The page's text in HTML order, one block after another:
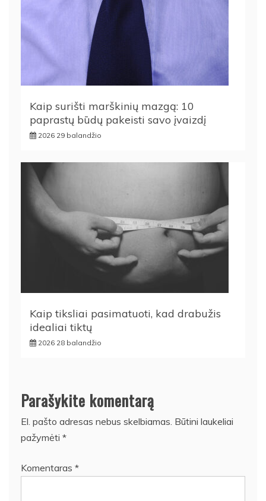
Kaip surišti marškinių mazgą: 10
paprastų būdų pakeisti savo įvaizdį
2026 29 balandžio
Kaip tiksliai pasimatuoti, kad drabužis
idealiai tiktų
2026 28 balandžio
Parašykite komentarą
El. pašto adresas nebus skelbiamas. Būtini laukeliai
pažymėti *
Komentaras *